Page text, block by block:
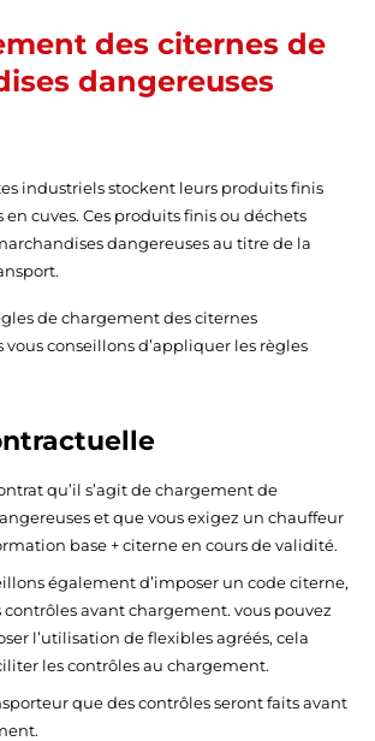
des citernes de
dangereuses
industriels stockent leurs produits finis
cuves. Ces produits finis ou déchets
dangereuses au titre de la
de chargement des citernes
vous conseillons d’appliquer les règles
qu’il s’agit de chargement de
et que vous exigez un chauffeur
base + citerne en cours de validité.
également d’imposer un code citerne,
contrôles avant chargement. vous pouvez
l’utilisation de flexibles agréés, cela
les contrôles au chargement.
que des contrôles seront faits avant